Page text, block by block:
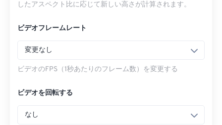
したアスペクト比に応じて新しい高さが計算されます。
ビデオフレームレート
変更なし
ビデオのFPS（1秒あたりのフレーム数）を変更する
ビデオを回転する
なし